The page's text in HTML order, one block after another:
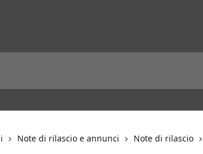
Note di rilascio e annunci Note di rilascio